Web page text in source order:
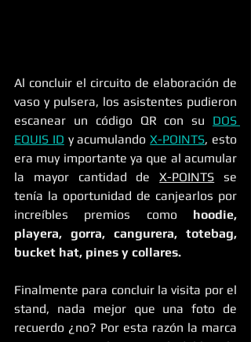
Al concluir el circuito de elaboración de
vaso y pulsera, los asistentes pudieron
escanear un código QR con su DOS
EQUIS ID y acumulando X-POINTS, esto
era muy importante ya que al acumular
la mayor cantidad de X-POINTS se
tenía la oportunidad de canjearlos por
increíbles premios como hoodie,
playera, gorra, cangurera, totebag,
bucket hat, pines y collares.
Finalmente para concluir la visita por el
stand, nada mejor que una foto de
recuerdo ¿no? Por esta razón la marca